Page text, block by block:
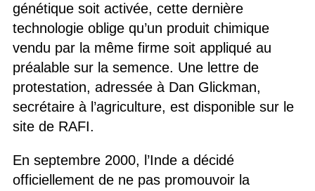
génétique soit activée, cette dernière
technologie oblige qu’un produit chimique
vendu par la même firme soit appliqué au
préalable sur la semence. Une lettre de
protestation, adressée à Dan Glickman,
secrétaire à l’agriculture, est disponible sur le
site de RAFI.
En septembre 2000, l’Inde a décidé
officiellement de ne pas promouvoir la